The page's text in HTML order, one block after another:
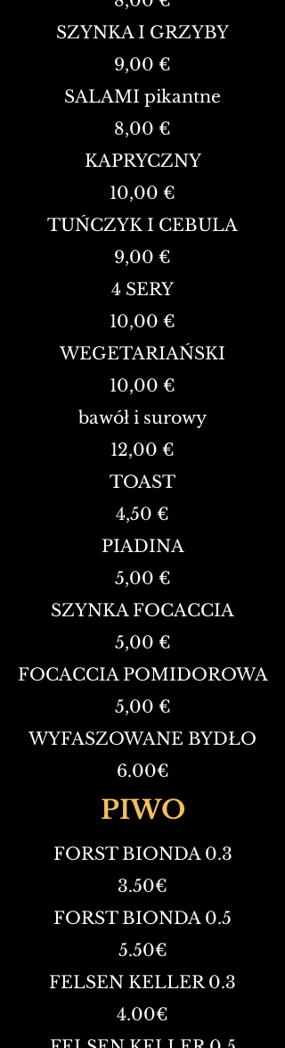
SZYNKA I GRZYBY
9,00 €
SALAMI pikantne
8,00 €
KAPRYCZNY
10,00 €
TUŃCZYK I CEBULA
9,00 €
4 SERY
10,00 €
WEGETARIAŃSKI
10,00 €
bawół i surowy
12,00 €
TOAST
4,50 €
PIADINA
5,00 €
SZYNKA FOCACCIA
5,00 €
FOCACCIA POMIDOROWA
5,00 €
WYFASZOWANE BYDŁO
6.00€
PIWO
FORST BIONDA 0.3
3.50€
FORST BIONDA 0.5
5.50€
FELSEN KELLER 0.3
4.00€